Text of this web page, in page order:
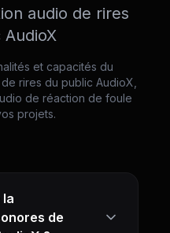
audio de rires
et capacités du
rires du public AudioX,
de réaction de foule
projets.
de